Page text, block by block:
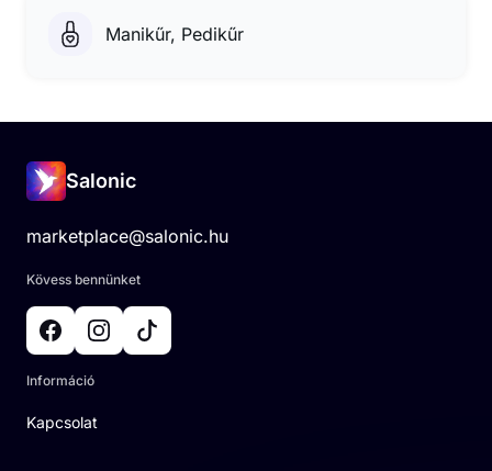
Manikűr, Pedikűr
Salonic
marketplace@salonic.hu
Kövess bennünket
Információ
Kapcsolat